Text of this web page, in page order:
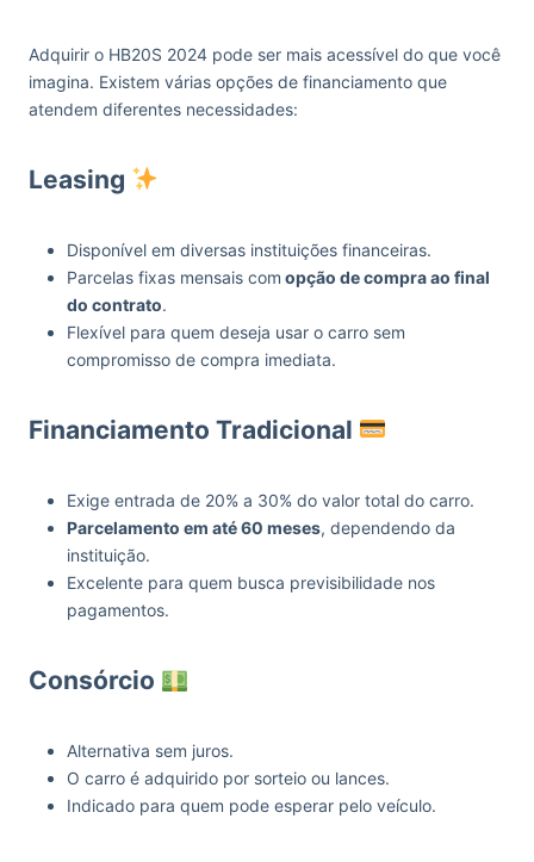
Adquirir o HB20S 2024 pode ser mais acessível do que você
imagina. Existem várias opções de financiamento que
atendem diferentes necessidades:
Leasing
Disponível em diversas instituições financeiras.
Parcelas fixas mensais com opção de compra ao final
do contrato.
Flexível para quem deseja usar o carro sem
compromisso de compra imediata.
Financiamento Tradicional
Exige entrada de 20% a 30% do valor total do carro.
Parcelamento em até 60 meses, dependendo da
instituição.
Excelente para quem busca previsibilidade nos
pagamentos.
Consórcio
Alternativa sem juros.
O carro é adquirido por sorteio ou lances.
Indicado para quem pode esperar pelo veículo.